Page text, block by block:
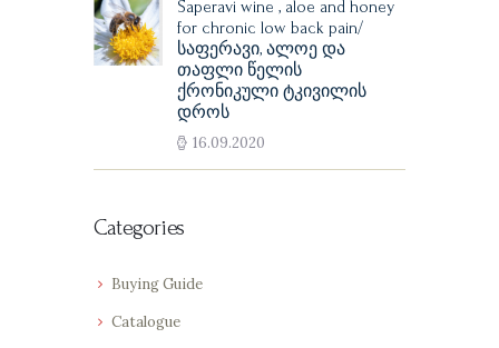
Saperavi wine , aloe and honey
for chronic low back pain/
საფერავი, ალოე და
თაფლი წელის
ქრონიკული ტკივილის
დროს
16.09.2020
Categories
Buying Guide
Catalogue